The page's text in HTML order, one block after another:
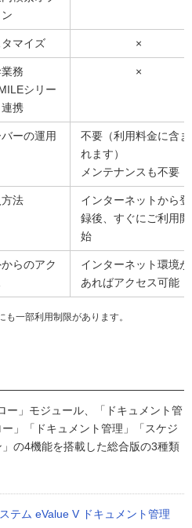
マイズ ×
務
シリー
連携
×
ーの運用
不要（利用料金に含ま
れます）
メンテナンスも不要
法
インターネットから登
録後、すぐにご利用開
始
らのアク
インターネット環境が
あればアクセス可能
も一部利用制限があります。
ー」モジュール、「ドキュメント管
」「ドキュメント管理」「スケジ
の4機能を搭載した総合版の3種類
テム eValue V ドキュメント管理